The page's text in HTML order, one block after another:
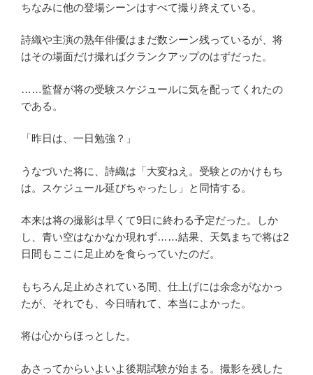
ちなみに他の登場シーンはすべて撮り終えている。
詩織や主演の熟年俳優はまだ数シーン残っているが、将
はその場面だけ撮ればクランクアップのはずだった。
……監督が将の受験スケジュールに気を配ってくれたの
である。
「昨日は、一日勉強？」
うなづいた将に、詩織は「大変ねえ。受験とのかけもち
は。スケジュール延びちゃったし」と同情する。
本来は将の撮影は早くて9日に終わる予定だった。しか
し、青い空はなかなか現れず……結果、天気まちで将は2
日間もここに足止めを食らっていたのだ。
もちろん足止めされている間、仕上げには余念がなかっ
たが、それでも、今日晴れて、本当によかった。
将は心からほっとした。
あさってからいよいよ後期試験が始まる。撮影を残した